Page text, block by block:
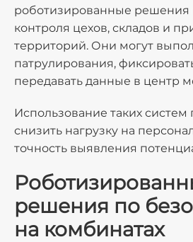
роботизированные решения
контроля цехов, складов и
территорий. Они могут
патрулирования,
передавать данные в центр
Использование таких систем
снизить нагрузку на
точность выявления
решения по
на комбинатах